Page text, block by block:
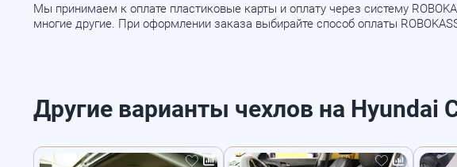
Мы принимаем к оплате пластиковые карты и оплату через систему
многие другие. При оформлении заказа выбирайте способ оплаты
Другие варианты чехлов на Hyundai